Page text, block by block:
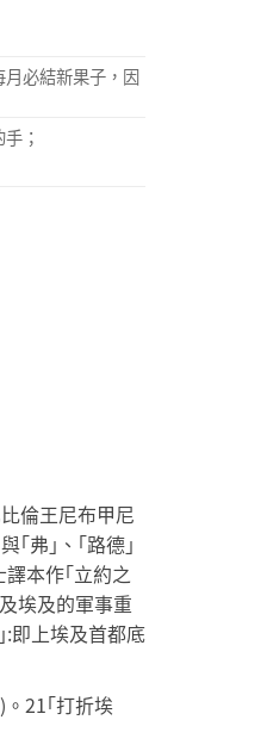
必結新果子，因
；
倫王尼布甲尼
｢弗｣、｢路德｣
本作｢立約之
埃及的軍事重
即上埃及首都底
。21｢打折埃